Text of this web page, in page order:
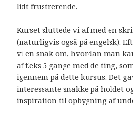
lidt frustrerende.
Kurset sluttede vi af med en
(naturligvis også på engelsk).
vi en snak om, hvordan man
af f.eks 5 gange med de ting,
igennem på dette kursus. Det
interessante snakke på holdet
inspiration til opbygning af